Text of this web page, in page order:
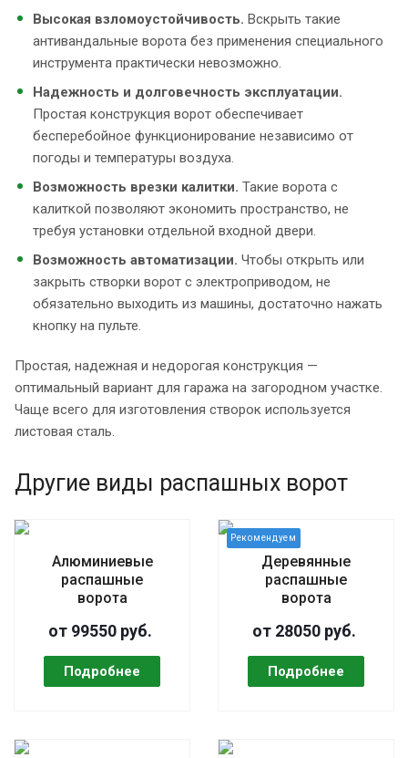
Высокая взломоустойчивость. Вскрыть такие
антивандальные ворота без применения специального
инструмента практически невозможно.
Надежность и долговечность эксплуатации.
Простая конструкция ворот обеспечивает
бесперебойное функционирование независимо от
погоды и температуры воздуха.
Возможность врезки калитки. Такие ворота с
калиткой позволяют экономить пространство, не
требуя установки отдельной входной двери.
Возможность автоматизации. Чтобы открыть или
закрыть створки ворот с электроприводом, не
обязательно выходить из машины, достаточно нажать
кнопку на пульте.
Простая, надежная и недорогая конструкция —
оптимальный вариант для гаража на загородном участке.
Чаще всего для изготовления створок используется
листовая сталь.
Другие виды распашных ворот
Алюминиевые
распашные
ворота
от 99550 руб.
Деревянные
распашные
ворота
от 28050 руб.